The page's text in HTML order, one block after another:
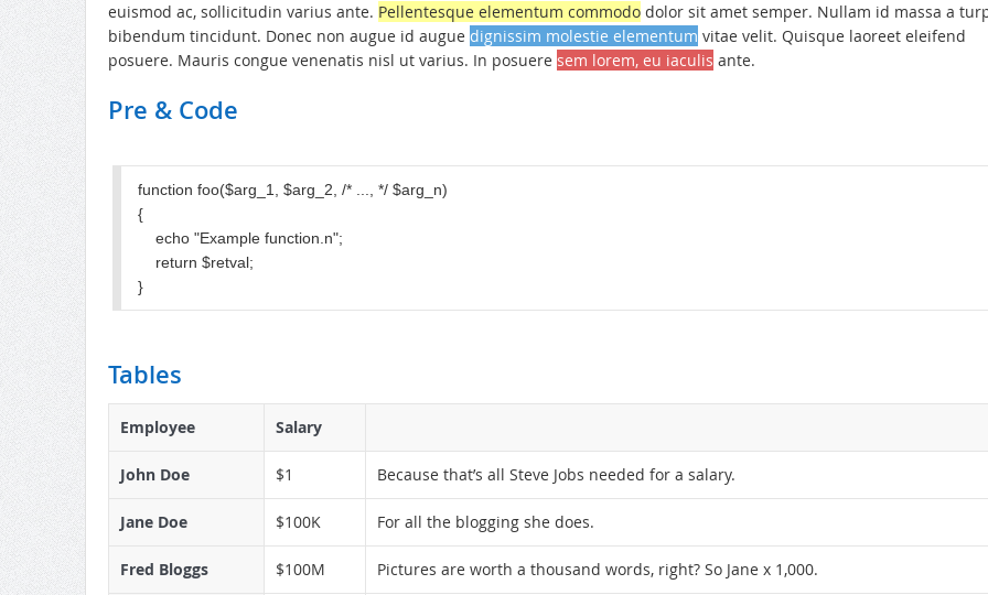
euismod ac, sollicitudin varius ante. Pellentesque elementum commododolor sit amet semper. Nullam id massa a
bibendum tincidunt. Donec non augue id augue dignissim molestie elementum vitae velit. Quisque laoreet eleifend
posuere. Mauris congue venenatis nisl ut varius. In posuere sem lorem, eu iaculis ante.
Pre & Code
function foo($arg_1, $arg_2, /* ..., */ $arg_n)
{
    echo "Example function.n";
    return $retval;
}
Tables
Employee Salary
John Doe $1 Because that’s all Steve Jobs needed for a salary.
Jane Doe $100K For all the blogging she does.
Fred Bloggs $100M Pictures are worth a thousand words, right? So Jane x 1,000.